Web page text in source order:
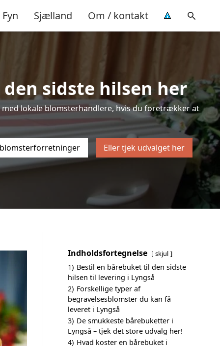
Fyn Sjælland Om / kontakt
sidste hilsen her
lokale blomsterhandlere, hvis du foretrækker at
Eller tjek udvalget her
Indholdsfortegnelse skjul
1) Bestil en bårebuket til den sidste
hilsen til levering i Lyngså
2) Forskellige typer af
begravelsesblomster du kan få
leveret i Lyngså
3) De smukkeste bårebuketter i
Lyngså – tjek det store udvalg her!
4) Hvad koster en bårebuket i